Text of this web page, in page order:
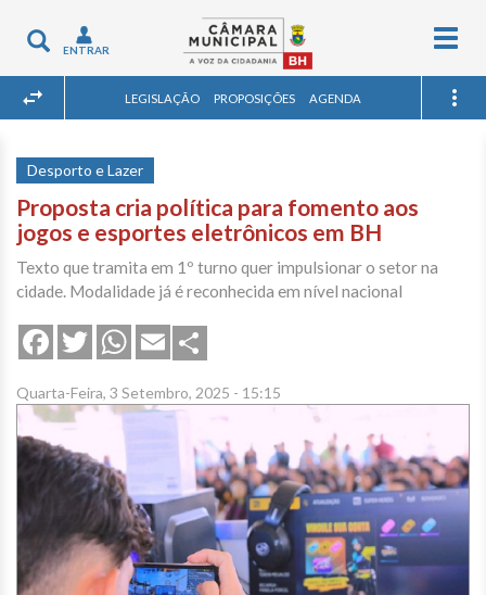
Toggle
navigation
ENTRAR
LEGISLAÇÃO PROPOSIÇÕES AGENDA
Desporto e Lazer
Proposta cria política para fomento aos
jogos e esportes eletrônicos em BH
Texto que tramita em 1º turno quer impulsionar o setor na
cidade. Modalidade já é reconhecida em nível nacional
FacebookTwitterWhatsApp
Email
Quarta-Feira, 3 Setembro, 2025 - 15:15